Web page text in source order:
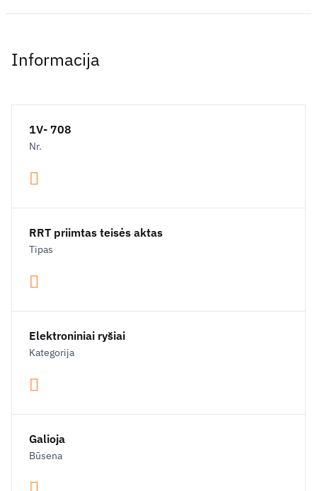
Informacija
1V- 708
Nr.
RRT priimtas teisės aktas
Tipas
Elektroniniai ryšiai
Kategorija
Galioja
Būsena